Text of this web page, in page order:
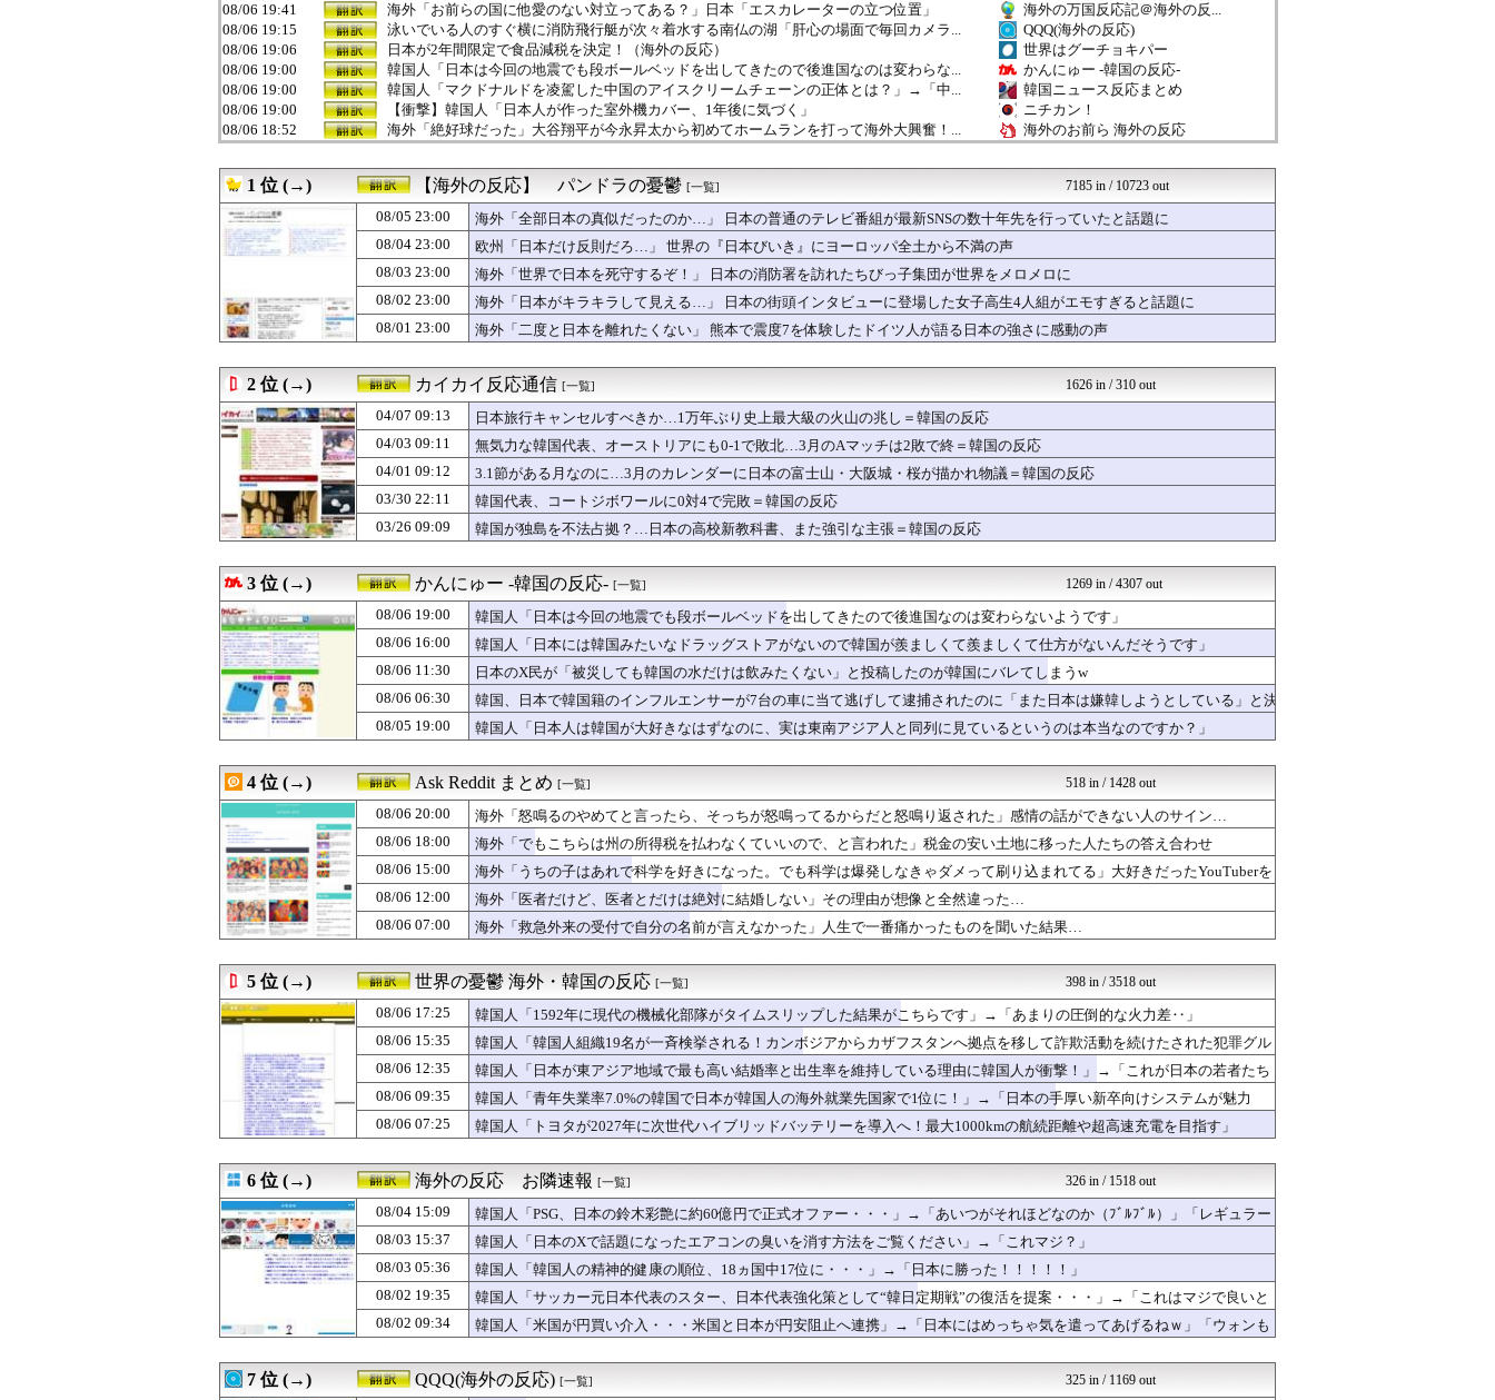
08/06 19:41
海外「お前らの国に他愛のない対立ってある？」日本「エスカレーターの立つ位置」
海外の万国反応記＠海外の反...
08/06 19:15
泳いでいる人のすぐ横に消防飛行艇が次々着水する南仏の湖「肝心の場面で毎回カメラ...
QQQ(海外の反応)
08/06 19:06
日本が2年間限定で食品減税を決定！（海外の反応）
世界はグーチョキパー
08/06 19:00
韓国人「日本は今回の地震でも段ボールベッドを出してきたので後進国なのは変わらな...
かんにゅー -韓国の反応-
08/06 19:00
韓国人「マクドナルドを凌駕した中国のアイスクリームチェーンの正体とは？」→「中...
韓国ニュース反応まとめ
08/06 19:00
【衝撃】韓国人「日本人が作った室外機カバー、1年後に気づく」
ニチカン！
08/06 18:52
海外「絶好球だった」大谷翔平が今永昇太から初めてホームランを打って海外大興奮！...
海外のお前ら 海外の反応
08/06 18:34
中国が対米ドローン規制強化して世界が騒然！←「事実上の禁輸措置か？」（海外の反...
海外さんいらっしゃい 海外...
08/06 18:30
【海外の反応】野球を観はじめたばかりなんだが大谷翔平って投手としてはどれくらい...
Red4 海外の反応まとめ
08/06 18:22
韓国人「韓国サッカー協会W杯予選で外国人審判に性接待したことが発覚！」
ハウメニージャパン！
08/06 18:05
韓国人「日本が韓国文学が完全に定着！ブームを超えて一つのジャンルとして日本人全...
海外トークログ
08/06 18:00
#韓国質問サイト 『長崎と広島に原爆を投下した原因？』、『天皇頃したら・・』
海外「でもこちらは州の所得税を払わなくていいので、と言われた」税金の安い土地に...
Ask Reddit まと...
韓国人「敵国でのワールドカップ…イランがアメリカのロッカールームに残した手紙が...
韓国ニュース反応まとめ
08/06 18:00
【朗報】韓国の掲示板「日本のスーパー、この売り場だけ異世界」
ニチカン！
08/06 17:47
今永昇太と佐々木朗希のやり取りにMLBファン騒然！←「日本人選手の交流はほっこ...
海外の反応スポーツ
08/06 17:00
海外「アメリカ経済やばい説。日本円の安定化に取り組んだのもこれが原因か？」
ガラパゴスジャパン - 海...
08/06 17:00
【海外の反応】高市首相「外国人に対してフレンドリーでないイメージを避けたい」 ...
Red4 海外の反応まとめ
08/06 17:00
韓国人「チ・チャンウク、最近金欠なのか？」→SKテレコムの“病みつき広告”が瞬...
08/06 16:46
海外「嘘だろ」4千万円を恐喝した日本人の手口に海外びっくり仰天！（海外の反応）
海外のお前ら 海外の反応
08/06 16:11
韓国人「日本でヤバい作品ばかりアニメ化してて心配になる…」
海外の万国反応記＠海外の反...
08/06 16:05
韓国人「韓国が韓国株式の暴落で失ったとんでもない規模の国民年金の金額がこちら…...
海外トークログ
08/06 16:00
韓国人「日本には韓国みたいなドラッグストアがないので韓国が羨ましくて羨ましくて...
かんにゅー -韓国の反応-
08/06 16:00
韓国人「イ・ヨンス、チェコ戦の変数を語る『高地＋雨＝ボールが速くなる』」
韓国ニュース反応まとめ
08/06 16:00
【衝撃】韓国の掲示板「日本の新監督、名前がずるい」
08/06 15:35
韓国人「韓国人組織19名が一斉検挙される！カンボジアからカザフスタンへ拠点を移...
世界の憂鬱 海外・韓国の反...
08/06 15:15
上昇中のロケットに雷が落ちて画面が真っ白に「ロケット、大丈夫なの……？」【海外...
QQQ(海外の反応)
08/06 15:00
海外「うちの子はあれで科学を好きになった。でも科学は爆発しなきゃダメって刷り込...
Ask Reddit まと...
08/06 15:00
韓国人「お前の娘を性犯罪に遭わせ、塩酸をかける」いじめ被害家族が脅迫される事件...
韓国ニュース反応まとめ
08/06 14:41
消費減税で起きる損得に世界が騒然！←「不公平だろ」（海外の反応）
海外さんいらっしゃい 海外...
08/06 14:31
中国人「サッカー日本代表、9月の親善試合の相手が確定！」 中国人「今までは実質...
じゃぽにか反応帳
08/06 14:30
【MLB】村上宗隆がミゲル・バルガスの髪の毛で遊ぶｗｗｗｗ → 「Wソックスの...
Red4 海外の反応まとめ
08/06 14:28
韓国人「地震で高市早苗ちゃんは北朝鮮の金正恩と比較され完敗しました」
ハウメニージャパン！
韓国人「現在、日本が密かに韓国からパクっているものがこちら…」→「これは言い訳...
海外トークログ
08/06 14:00
【朗報】韓国の掲示板「大谷、軽く当てただけなのに」
ニチカン！
08/06 13:38
海外「この男は最高だ」今永昇太が明かした好調の原因に海外大騒ぎ！（海外の反応）
海外のお前ら 海外の反応
08/06 13:31
村上宗隆がグリーンモンスター内部にサインを残す様子にMLBファン騒然！←「歴史...
海外の反応スポーツ
08/06 13:27
【海外の反応】今永昇太、好調の秘訣はスマホ画面だとイマナガ節を炸裂「NPBでは...
マニア・オブ・フットボール...
08/06 13:00
【スウェーデン-モロッコ】心配する理由はこれだけ…？【ポーランドボール】
ポーランドボール 翻訳
08/06 13:00
韓国人「給料も払えない…」開票所への出入りを試みた体育団体、阻止される
韓国ニュース反応まとめ
08/06 12:50
大谷翔平の今季初となるマルチホームランにMLBファン騒然！←「PCAとの熱いM...
08/06 12:46
韓国人「8回の2ランが決め手か…」大谷翔平がカブス戦で2本塁打を放つも、今永昇...
クロード-韓国の反応まとめ
08/06 12:36
海外「日本は変わらない」NHK職員が番組出演者から性被害（海外の反応）
海外のお前ら 海外の反応
08/06 12:34
英国人「獲得してくれ」上田綺世、ブライトン移籍が浮上！三笘薫との日本代表ホット...
NO FOOTY NO L...
08/06 12:30
韓国人「猛暑の中頑張る日本のエアコン設置業者さんは凄いです」
ハウメニージャパン！
08/06 12:26
日本の研究者が明らかにした肝臓がんをリスクを低下させるために必要な緑茶の量←「...
海外さんいらっしゃい 海外...
08/06 12:11
ロシア「お前らの国にある似非エッフェル塔を見せてくれ！」
海外の万国反応記＠海外の反...
08/06 12:06
海外「お前らにとってのマジで笑える日本アニメ教えて」
アニメリアクト
08/06 12:05
韓国人「韓国で行われた日本に対する最新の好感度調査の結果がこちら…」→「どうし...
海外トークログ
08/06 12:00
#韓国質問サイト 『広島は今でも放射能まみれだよねww』、『放射能は炎で燃え尽...
日本と韓国は敵か？味方か？...
08/06 12:00
海外「東大の教授が大学ウェブサイトのコードに『六四天安門』を埋め込んで懲戒処分...
ガラパゴスジャパン - 海...
08/06 12:00
海外「医者だけど、医者とだけは絶対に結婚しない」その理由が想像と全然違った…
Ask Reddit まと...
08/06 12:00
【衝撃】韓国の掲示板「原宿、アニメの実写化かよ」
08/06 11:33
海外「賠償しろ」東京の小学校で教師のうっかりミスで児童が大怪我（海外の反応）
海外のお前ら 海外の反応
08/06 11:30
日本のX民が「被災しても韓国の水だけは飲みたくない」と投稿したのが韓国にバレて...
かんにゅー -韓国の反応-
08/06 11:23
韓国人「熊本地震の政府支援で韓国人が一番不思議に思う事がこれ」
ハウメニージャパン！
08/06 11:15
突進してきた牛を跳び越えたら、牛が固まって動かなくなった闘牛場の映像【海外の反...
QQQ(海外の反応)
08/06 11:12
韓国の若者が就職難で日本に殺到！（海外の反応）
世界はグーチョキパー
『アニメ海外の反応』幼女戦記Ⅱ 第5話
eigotoka 〜海外ス...
【朗報】韓国の掲示板「日本のペンギンがストライキ」
ニチカン！
08/06 10:30
【海外の反応】ジョン・オルルードって「劣化版・元祖大谷翔平」になれるくらいピッ...
Red4 海外の反応まとめ
08/06 10:00
【朗報】韓国の掲示板「日本、まだ池で氷を作ってた」
ニチカン！
08/06 09:44
韓国人「韓国が熊本地震で飲料水1万本送ったら日本人は韓国産の水は〇〇だと言いま...
1 位 (→) 【海外の反応】 パンドラの憂鬱 [一覧] 7185 in / 10723 out
08/05 23:00
海外「全部日本の真似だったのか…」 日本の普通のテレビ番組が最新SNSの数十年先を行っていたと話題に
08/04 23:00
欧州「日本だけ反則だろ…」 世界の『日本びいき』にヨーロッパ全土から不満の声
08/03 23:00
海外「世界で日本を死守するぞ！」 日本の消防署を訪れたちびっ子集団が世界をメロメロに
08/02 23:00
海外「日本がキラキラして見える…」 日本の街頭インタビューに登場した女子高生4人組がエモすぎると話題に
08/01 23:00
海外「二度と日本を離れたくない」 熊本で震度7を体験したドイツ人が語る日本の強さに感動の声
2 位 (→) カイカイ反応通信 [一覧] 1626 in / 310 out
04/07 09:13
日本旅行キャンセルすべきか…1万年ぶり史上最大級の火山の兆し＝韓国の反応
04/03 09:11
無気力な韓国代表、オーストリアにも0-1で敗北…3月のAマッチは2敗で終＝韓国の反応
04/01 09:12
3.1節がある月なのに…3月のカレンダーに日本の富士山・大阪城・桜が描かれ物議＝韓国の反応
03/30 22:11
韓国代表、コートジボワールに0対4で完敗＝韓国の反応
03/26 09:09
韓国が独島を不法占拠？…日本の高校新教科書、また強引な主張＝韓国の反応
3 位 (→) かんにゅー -韓国の反応- [一覧] 1269 in / 4307 out
08/06 19:00
韓国人「日本は今回の地震でも段ボールベッドを出してきたので後進国なのは変わらないようです」
08/06 16:00
韓国人「日本には韓国みたいなドラッグストアがないので韓国が羨ましくて羨ましくて仕方がないんだそうです」
08/06 11:30
日本のX民が「被災しても韓国の水だけは飲みたくない」と投稿したのが韓国にバレてしまうw
08/06 06:30
韓国、日本で韓国籍のインフルエンサーが7台の車に当て逃げして逮捕されたのに「また日本は嫌韓しようとしている」と決
めつけて責任転嫁
08/05 19:00 韓国人「日本人は韓国が大好きなはずなのに、実は東南アジア人と同列に見ているというのは本当なのですか？」
4 位 (→) Ask Reddit まとめ [一覧] 518 in / 1428 out
08/06 20:00
海外「怒鳴るのやめてと言ったら、そっちが怒鳴ってるからだと怒鳴り返された」感情の話ができない人のサイン…
08/06 18:00
海外「でもこちらは州の所得税を払わなくていいので、と言われた」税金の安い土地に移った人たちの答え合わせ
08/06 15:00
海外「うちの子はあれで科学を好きになった。でも科学は爆発しなきゃダメって刷り込まれてる」大好きだったYouTuberを
見なくなった日
08/06 12:00
海外「医者だけど、医者とだけは絶対に結婚しない」その理由が想像と全然違った…
08/06 07:00
海外「救急外来の受付で自分の名前が言えなかった」人生で一番痛かったものを聞いた結果…
5 位 (→) 世界の憂鬱 海外・韓国の反応 [一覧] 398 in / 3518 out
08/06 17:25
韓国人「1592年に現代の機械化部隊がタイムスリップした結果がこちらです」→「あまりの圧倒的な火力差‥」
08/06 15:35
韓国人「韓国人組織19名が一斉検挙される！カンボジアからカザフスタンへ拠点を移して詐欺活動を続けたされた犯罪グル
ープの末路がこちらです」
08/06 12:35
韓国人「日本が東アジア地域で最も高い結婚率と出生率を維持している理由に韓国人が衝撃！」→「これが日本の若者たち
の生活スタイル‥」
08/06 09:35
韓国人「青年失業率7.0%の韓国で日本が韓国人の海外就業先国家で1位に！」→「日本の手厚い新卒向けシステムが魅力
に‥」
08/06 07:25 韓国人「トヨタが2027年に次世代ハイブリッドバッテリーを導入へ！最大1000kmの航続距離や超高速充電を目指す」
6 位 (→) 海外の反応 お隣速報 [一覧] 326 in / 1518 out
08/04 15:09
韓国人「PSG、日本の鈴木彩艶に約60億円で正式オファー・・・」→「あいつがそれほどなのか（ﾌﾞﾙﾌﾞﾙ）」「レギュラー
として出れるとは思わないけど、それでもやっぱり羨ましいね」
08/03 15:37
韓国人「日本のXで話題になったエアコンの臭いを消す方法をご覧ください」→「これマジ？」
08/03 05:36
韓国人「韓国人の精神的健康の順位、18ヵ国中17位に・・・」→「日本に勝った！！！！！」
08/02 19:35
韓国人「サッカー元日本代表のスター、日本代表強化策として“韓日定期戦”の復活を提案・・・」→「これはマジで良いと
思う」「今すぐやったらガチでボコられるだろうね 10年後にやらないか？」「やめてくれ、勝っても負けても後味が悪
い」
08/02 09:34
韓国人「米国が円買い介入・・・米国と日本が円安阻止へ連携」→「日本にはめっちゃ気を遣ってあげるねｗ」「ウォンも
7 位 (→) QQQ(海外の反応) [一覧] 325 in / 1169 out